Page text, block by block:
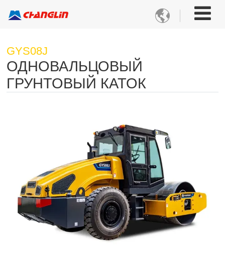

GYS08J
ОДНОВАЛЬЦОВЫЙ
ГРУНТОВЫЙ КАТОК